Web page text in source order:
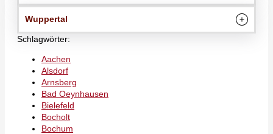
Wuppertal
Schlagwörter:
Aachen
Alsdorf
Arnsberg
Bad Oeynhausen
Bielefeld
Bocholt
Bochum